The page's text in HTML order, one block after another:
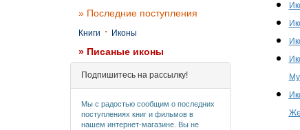
» Последние поступления
Книги · Иконы
» Писаные иконы
Подпишитесь на рассылку!
Мы с радостью сообщим о последних
поступлениях книг и фильмов в
нашем интернет-магазине. Вы не